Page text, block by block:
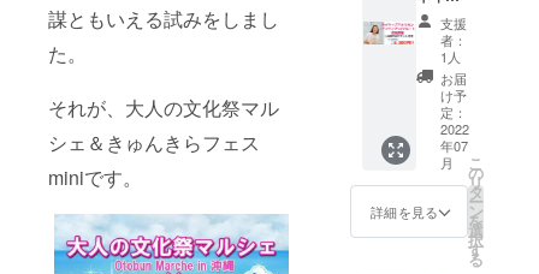
謀ともいえる試みをしまし
た。
それが、大人の文化祭マル
シェ＆きゅんきらフェス
miniです。
用チ
ケット1
枚【7月
1日以降
ご利用
可能】
沖縄
or名古
屋でご
利用い
ただけ
ティブ
アメリ
カン(イ
ンディ
アン)フ
ルート
初級講
座+チ
ケット
1,000円
分】 イ
ネ・セ
支援
者：
1人
お届
け予
定：
2022
年07
月
詳細を見る
こ
の
リ
タ
ー
ン
を
選
択
す
る